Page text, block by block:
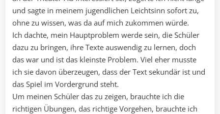
und sagte in meinem jugendlichen Leichtsinn sofort zu,
ohne zu wissen, was da auf mich zukommen würde.
Ich dachte, mein Hauptproblem werde sein, die Schüler
dazu zu bringen, ihre Texte auswendig zu lernen, doch
das war und ist das kleinste Problem. Viel eher musste
ich sie davon überzeugen, dass der Text sekundär ist und
das Spiel im Vordergrund steht.
Um meinen Schüler das zu zeigen, brauchte ich die
richtigen Übungen, das richtige Vorgehen, brauchte ich